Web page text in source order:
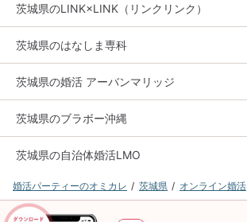
茨城県のLINK×LINK（リンクリンク）
茨城県のはなしま専科
茨城県の婚活 アーバンマリッジ
茨城県のブラボー沖縄
茨城県の自治体婚活LMO
婚活パーティーのオミカレ 茨城県 オンライン婚活